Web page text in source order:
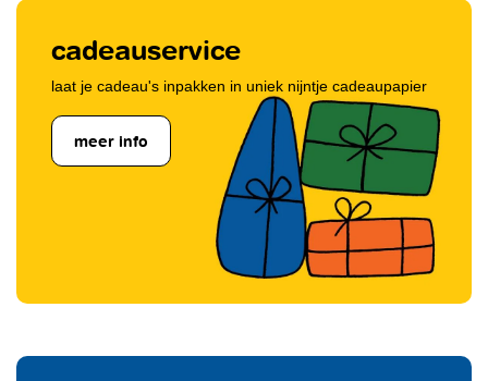
cadeauservice
laat je cadeau's inpakken in uniek nijntje cadeaupapier
meer info